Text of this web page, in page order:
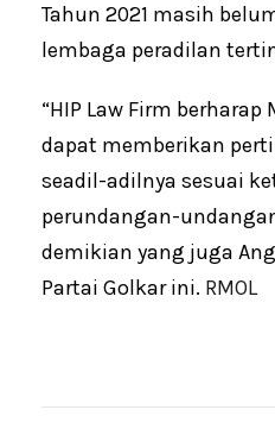
Tahun 2021 masih
lembaga peradilan
“HIP Law Firm
dapat memberikan
seadil-adilnya sesuai
perundangan-
demikian yang juga
Partai Golkar ini. RMOL